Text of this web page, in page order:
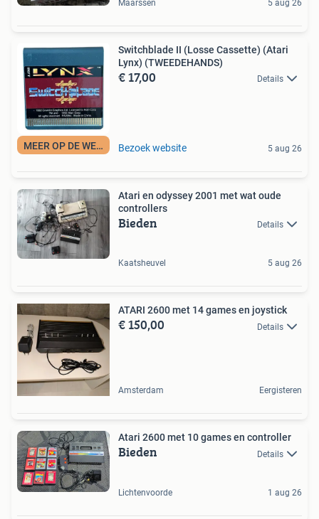
Maarssen 5 aug 26
MEER OP DE WEBSITE
Switchblade II (Losse Cassette) (Atari
Lynx) (TWEEDEHANDS)
€ 17,00 Details
Bezoek website 5 aug 26
Atari en odyssey 2001 met wat oude
controllers
Bieden Details
Kaatsheuvel 5 aug 26
ATARI 2600 met 14 games en joystick
€ 150,00 Details
Amsterdam Eergisteren
Atari 2600 met 10 games en controller
Bieden Details
Lichtenvoorde 1 aug 26